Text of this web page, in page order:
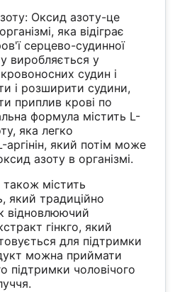
Оксид азоту-це
яка відіграє
серцево-судинної
виробляється у
судин і
і розширити судини,
приплив крові по
формула містить L-
яка легко
який потім може
азоту в організмі.
також містить
який традиційно
відновлюючий
гінкго, який
для підтримки
можна приймати
підтримки чоловічого